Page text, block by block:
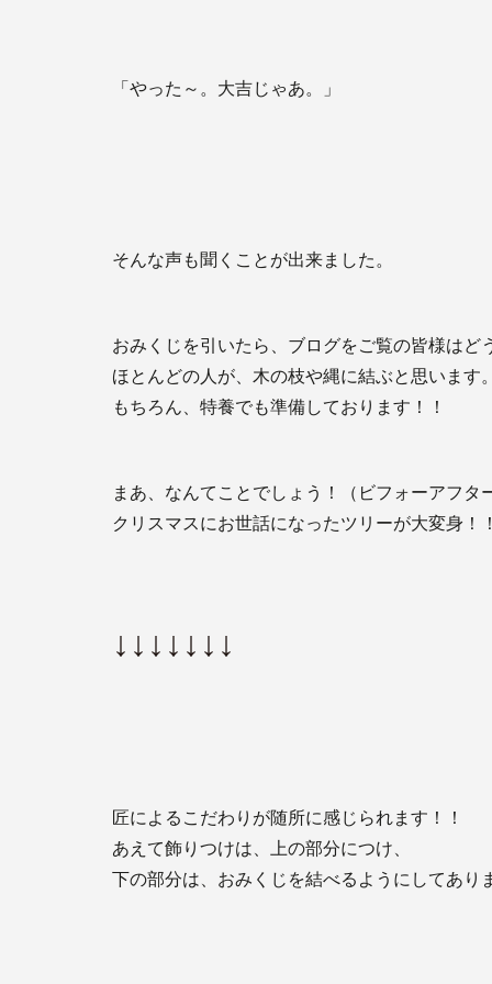
「やった～。大吉じゃあ。」
そんな声も聞くことが出来ました。
おみくじを引いたら、ブログをご覧の皆様はど
ほとんどの人が、木の枝や縄に結ぶと思います。
もちろん、特養でも準備しております！！
まあ、なんてことでしょう！（ビフォーアフタ
クリスマスにお世話になったツリーが大変身！！
↓↓↓↓↓↓↓
匠によるこだわりが随所に感じられます！！
あえて飾りつけは、上の部分につけ、
下の部分は、おみくじを結べるようにしてあり